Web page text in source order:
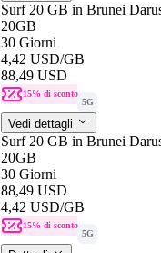
Surf 20 GB in Brunei
20GB
30 Giorni
4,42 USD/GB
88,49 USD
15% di sconto
5G
Vedi dettagli
Surf 20 GB in Brunei
20GB
30 Giorni
88,49 USD
4,42 USD/GB
15% di sconto
5G